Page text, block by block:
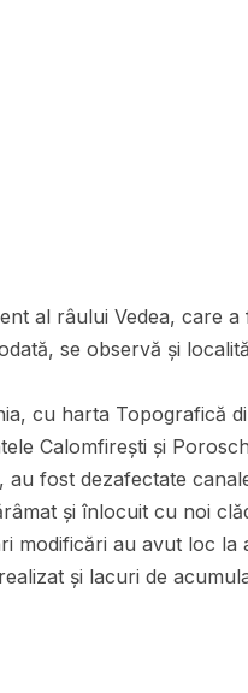
al râului Vedea, care a
se observă și
cu harta Topografică
Calomfirești și
fost dezafectate
și înlocuit cu noi
modificări au avut loc la
și lacuri de